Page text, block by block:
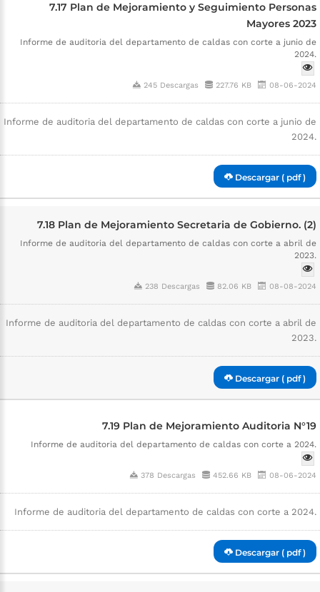
7.17 Plan de Mejoramiento y Seguimiento Personas
Mayores 2023
Informe de auditoria del departamento de caldas con corte a junio de
2024.
245 Descargas 227.76 KB 08-06-2024
Informe de auditoria del departamento de caldas con corte a junio de
2024.
Descargar ( pdf )
7.18 Plan de Mejoramiento Secretaria de Gobierno. (2)
Informe de auditoria del departamento de caldas con corte a abril de
2023.
238 Descargas 82.06 KB 08-08-2024
Informe de auditoria del departamento de caldas con corte a abril de
2023.
Descargar ( pdf )
7.19 Plan de Mejoramiento Auditoria N°19
Informe de auditoria del departamento de caldas con corte a 2024.
378 Descargas 452.66 KB 08-06-2024
Informe de auditoria del departamento de caldas con corte a 2024.
Descargar ( pdf )